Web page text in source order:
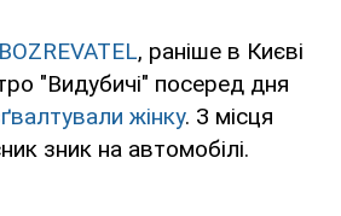
, раніше в Києві
"Видубичі" посеред дня
жінку. З місця
зник на автомобілі.